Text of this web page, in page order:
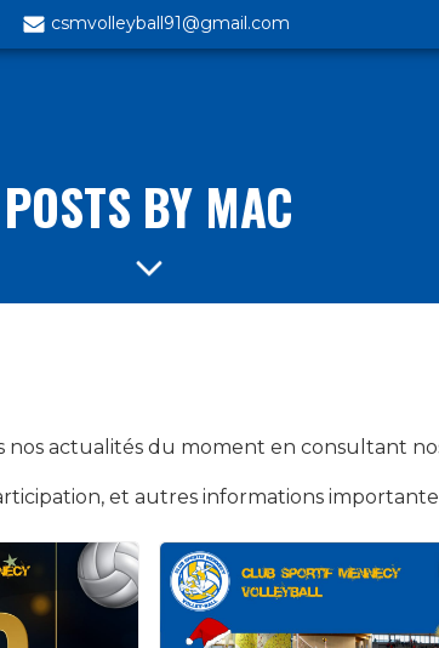
csmvolleyball91@gmail.com
POSTS BY MAC
actualités du moment en consultant
et autres informations